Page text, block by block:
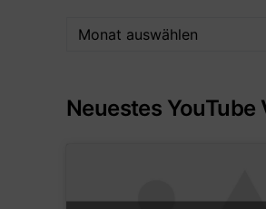
Neuestes YouTube